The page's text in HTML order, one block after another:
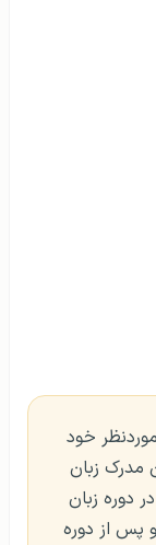
خود
مدرک زبان
دوره زبان
پس از دوره